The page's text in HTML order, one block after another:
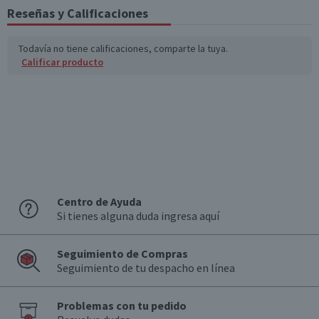
(g)
Fibra (g)
Reseñas y Calificaciones
Todavía no tiene calificaciones, comparte la tuya.
Calificar producto
Centro de Ayuda
Si tienes alguna duda ingresa aquí
Seguimiento de Compras
Seguimiento de tu despacho en línea
Problemas con tu pedido